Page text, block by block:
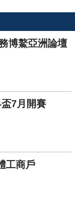
博鰲亞洲論壇
7月開賽
工商戶